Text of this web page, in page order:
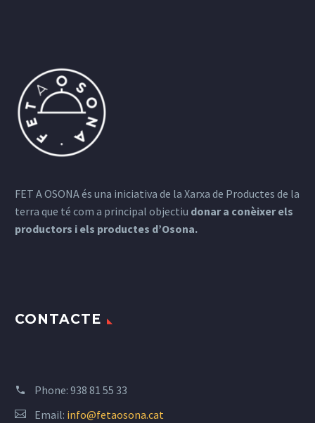
FET A OSONA és una iniciativa de la Xarxa de Productes de la
terra que té com a principal objectiu donar a conèixer els
productors i els productes d’Osona.
CONTACTE
Phone: 938 81 55 33
Email: info@fetaosona.cat